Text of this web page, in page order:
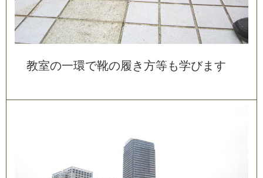
教室の一環で靴の履き方等も学びま す